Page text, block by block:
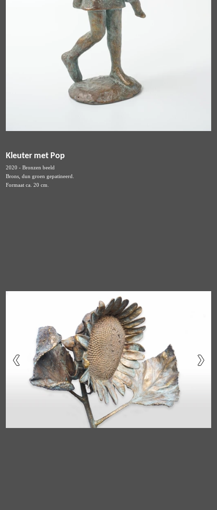
Kleuter met Pop
2020 - Bronzen beeld
Brons, dun groen gepatineerd.
Formaat ca. 20 cm.